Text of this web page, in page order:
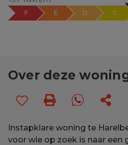
F E D C
Over deze
Instapklare woning te
voor wie op zoek is naar een